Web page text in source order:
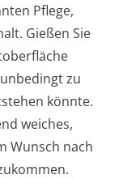
Pflege,
Gießen Sie
zu
könnte.
weiches,
Wunsch nach